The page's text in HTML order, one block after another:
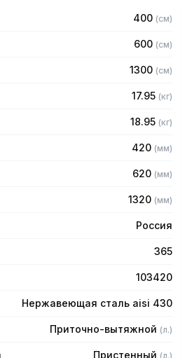
утвари. Поэтому это
микроклимат в помещении и
горячего цеха.
виде
400 (см)
600 (см)
1300 (см)
17.95 (кг)
18.95 (кг)
420 (мм)
620 (мм)
1320 (мм)
Россия
365
103420
Нержавеющая сталь aisi 430
Приточно-вытяжной (л.)
Пристенный (л.)